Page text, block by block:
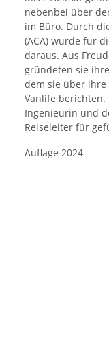
nebenbei über
im Büro. Durch
(ACA) wurde für
daraus. Aus
gründeten sie
dem sie über ihre
Vanlife
Ingenieurin und
Reiseleiter für
Auflage 2024